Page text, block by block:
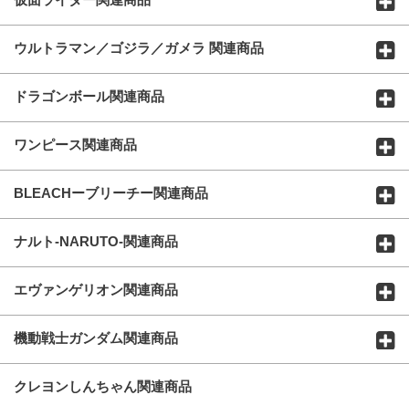
ウルトラマン／ゴジラ／ガメラ 関連商品
ドラゴンボール関連商品
ワンピース関連商品
BLEACHーブリーチー関連商品
ナルト-NARUTO-関連商品
エヴァンゲリオン関連商品
機動戦士ガンダム関連商品
クレヨンしんちゃん関連商品